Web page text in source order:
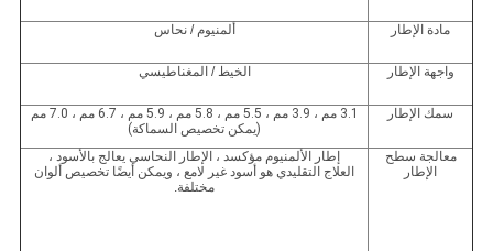
مادة الإطار ألمنيوم / نحاس
واجهة الإطار الخيط / المغناطيسي
سمك الإطار
3.1 مم ، 3.9 مم ، 5.5 مم ، 5.8 مم ، 5.9 مم ، 6.7 مم ، 7.0 مم
(يمكن تخصيص السماكة)
معالجة سطح
الإطار
إطار الألمنيوم مؤكسد ، الإطار النحاسي يعالج بالأسود ،
العلاج التقليدي هو أسود غير لامع ، ويمكن أيضًا تخصيص ألوان
مختلفة.